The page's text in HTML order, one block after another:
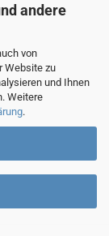
andere
von
Website zu
und Ihnen
Weitere
.